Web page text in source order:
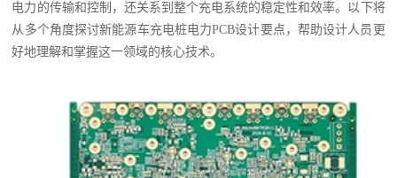
电力的传输和控制，还关系到整个充电系统的稳定性和效率。以下将
从多个角度探讨新能源车充电桩电力PCB设计要点，帮助设计人员更
好地理解和掌握这一领域的核心技术。